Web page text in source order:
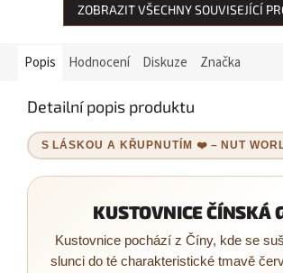
ZOBRAZIT VŠECHNY SOUVISEJÍCÍ
Popis Hodnocení Diskuze Značka
Detailní popis produktu
S LÁSKOU A KŘUPNUTÍM ❤️ – NUT
KUSTOVNICE ČÍNSKÁ
Kustovnice pochází z Číny, kde se
slunci do té charakteristické tmavě